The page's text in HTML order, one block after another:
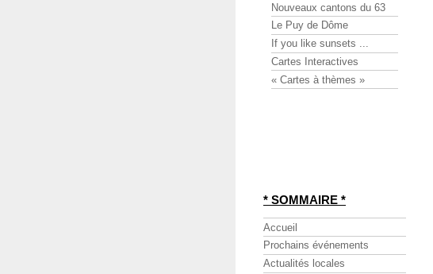
Nouveaux cantons du 63
Le Puy de Dôme
If you like sunsets ...
Cartes Interactives
« Cartes à thèmes »
* SOMMAIRE *
Accueil
Prochains événements
Actualités locales